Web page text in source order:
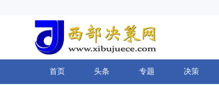
首页 头条 专题 决策